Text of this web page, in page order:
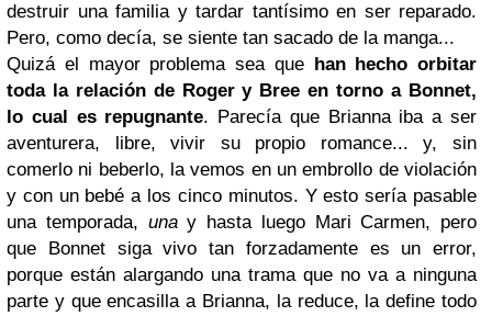
destruir una familia y tardar tantísimo en ser reparado.
Pero, como decía, se siente tan sacado de la manga...
Quizá el mayor problema sea que
han hecho orbitar
toda la relación de Roger y Bree en torno a Bonnet,
lo cual es repugnante. Parecía que Brianna iba a ser
aventurera, libre, vivir su propio romance... y, sin
comerlo ni beberlo, la vemos en un embrollo de violación
y con un bebé a los cinco minutos. Y esto sería pasable
una temporada, unay hasta luego Mari Carmen, pero
que Bonnet siga vivo tan forzadamente es un error,
porque están alargando una trama que no va a ninguna
parte y que encasilla a Brianna, la reduce, la define todo